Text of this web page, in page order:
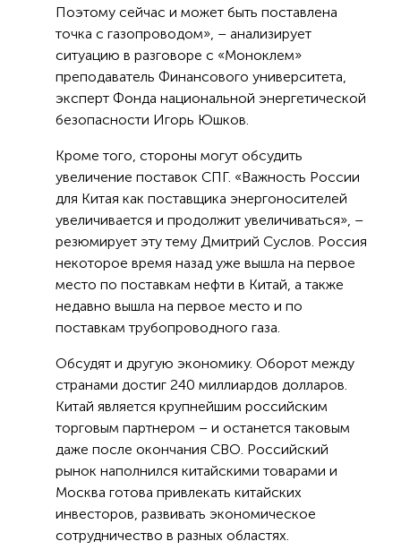
Поэтому сейчас и может быть поставлена
точка с газопроводом», – анализирует
ситуацию в разговоре с «Моноклем»
преподаватель Финансового университета,
эксперт Фонда национальной энергетической
безопасности Игорь Юшков.
Кроме того, стороны могут обсудить
увеличение поставок СПГ. «Важность России
для Китая как поставщика энергоносителей
увеличивается и продолжит увеличиваться», –
резюмирует эту тему Дмитрий Суслов. Россия
некоторое время назад уже вышла на первое
место по поставкам нефти в Китай, а также
недавно вышла на первое место и по
поставкам трубопроводного газа.
Обсудят и другую экономику. Оборот между
странами достиг 240 миллиардов долларов.
Китай является крупнейшим российским
торговым партнером – и останется таковым
даже после окончания СВО. Российский
рынок наполнился китайскими товарами и
Москва готова привлекать китайских
инвесторов, развивать экономическое
сотрудничество в разных областях.